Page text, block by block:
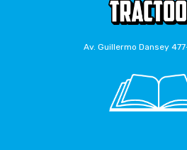
Av. Guillermo Dansey